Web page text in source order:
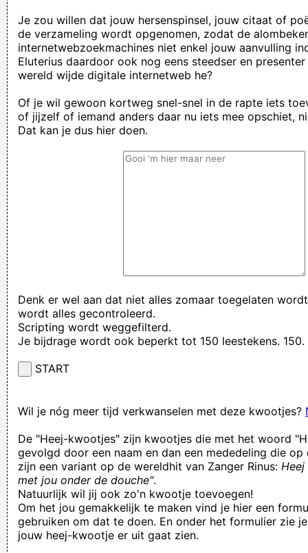
Je zou willen dat jouw hersenspinsel, jouw citaat of
de verzameling wordt opgenomen, zodat de
internetwebzoekmachines niet enkel jouw aanvulling
Eluterius daardoor ook nog eens steedser en
wereld wijde digitale internetweb he?
Of je wil gewoon kortweg snel-snel in de rapte iets
of jijzelf of iemand anders daar nu iets mee opschiet,
Dat kan je dus hier doen.
Denk er wel aan dat niet alles zomaar toegelaten
wordt alles gecontroleerd.
Scripting wordt weggefilterd.
Je bijdrage wordt ook beperkt tot 150 leestekens. 150.
START
Wil je nóg meer tijd verkwanselen met deze kwootjes?
De "Heej-kwootjes" zijn kwootjes die met het woord
gevolgd door een naam en dan een mededeling die op
zijn een variant op de wereldhit van Zanger Rinus:
met jou onder de douche".
Natuurlijk wil jij ook zo'n kwootje toevoegen!
Om het jou gemakkelijk te maken vind je hier een
gebruiken om dat te doen. En onder het formulier zie
jouw heej-kwootje er uit gaat zien.